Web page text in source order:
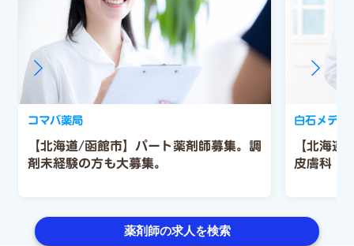
【北海道/函館市】パート薬剤師募集。調
剤未経験の方も大募集。
コマバ薬局
【北海道
皮膚科（
白石メディ
薬剤師の求人を検索